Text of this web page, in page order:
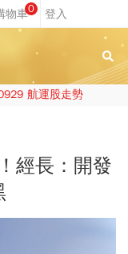
0
航運股走勢
經長：開發